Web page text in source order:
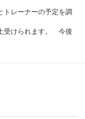
トレーナーの予定を調
受けられます。　今後